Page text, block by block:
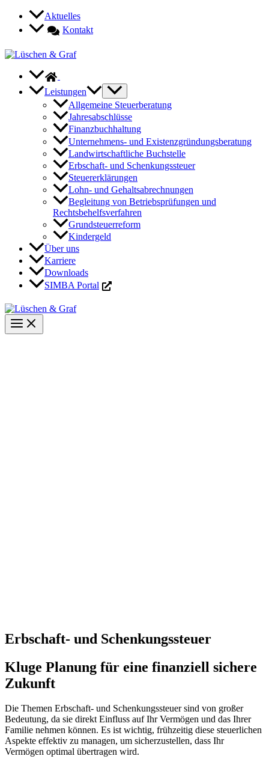
Zum
springen
Aktuelles
Kontakt
Leistungen
Allgemeine Steuerberatung
Jahresabschlüsse
Finanzbuchhaltung
Unternehmens- und Existenzgründungsberatung
Landwirtschaftliche Buchstelle
Erbschaft- und Schenkungssteuer
Steuererklärungen
Lohn- und Gehaltsabrechnungen
Begleitung von Betriebsprüfungen und
Rechtsbehelfsverfahren
Grundsteuerreform
Kindergeld
Über uns
Karriere
Downloads
SIMBA Portal
Erbschaft- und Schenkungssteuer
Kluge Planung für eine finanziell sichere
Zukunft
Die Themen Erbschaft- und Schenkungssteuer sind von großer
Bedeutung, da sie direkt Einfluss auf Ihr Vermögen und das Ihrer
Familie nehmen können. Es ist wichtig, frühzeitig diese steuerlichen
Aspekte effektiv zu managen, um sicherzustellen, dass Ihr
Vermögen optimal übertragen wird.